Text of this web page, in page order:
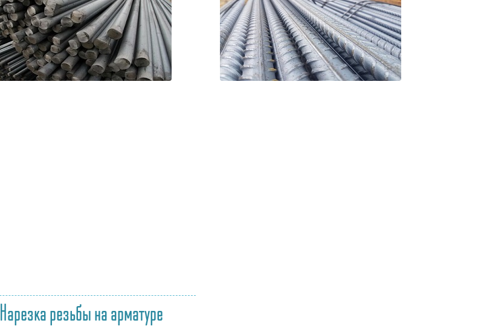
Нарезка резьбы на арматуре